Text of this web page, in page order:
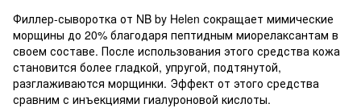
Филлер-сыворотка от NB by Helen сокращает мимические
морщины до 20% благодаря пептидным миорелаксантам в
своем составе. После использования этого средства кожа
становится более гладкой, упругой, подтянутой,
разглаживаются морщинки. Эффект от этого средства
сравним с инъекциями гиалуроновой кислоты.